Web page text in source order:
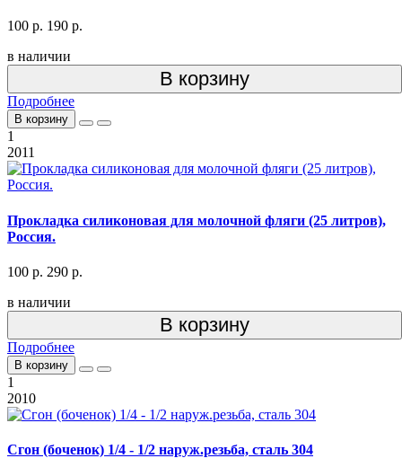
100 р. 190 р.
в наличии
В корзину
Подробнее
В корзину
1
2011
Прокладка силиконовая для молочной фляги (25 литров),
Россия.
100 р. 290 р.
в наличии
В корзину
Подробнее
В корзину
1
2010
Сгон (боченок) 1/4 - 1/2 наруж.резьба, сталь 304